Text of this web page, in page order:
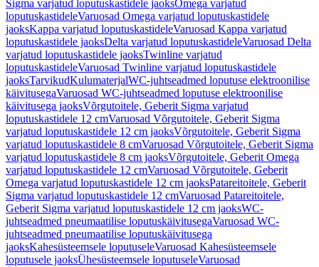
Sigma varjatud loputuskastidele jaoksOmega varjatud
loputuskastideleVaruosad Omega varjatud loputuskastidele
jaoksKappa varjatud loputuskastideleVaruosad Kappa varjatud
loputuskastidele jaoksDelta varjatud loputuskastideleVaruosad Delta
varjatud loputuskastidele jaoksTwinline varjatud
loputuskastideleVaruosad Twinline varjatud loputuskastidele
jaoksTarvikudKulumaterjalWC-juhtseadmed loputuse elektroonilise
käivitusegaVaruosad WC-juhtseadmed loputuse elektroonilise
käivitusega jaoksVõrgutoitele, Geberit Sigma varjatud
loputuskastidele 12 cmVaruosad Võrgutoitele, Geberit Sigma
varjatud loputuskastidele 12 cm jaoksVõrgutoitele, Geberit Sigma
varjatud loputuskastidele 8 cmVaruosad Võrgutoitele, Geberit Sigma
varjatud loputuskastidele 8 cm jaoksVõrgutoitele, Geberit Omega
varjatud loputuskastidele 12 cmVaruosad Võrgutoitele, Geberit
Omega varjatud loputuskastidele 12 cm jaoksPatareitoitele, Geberit
Sigma varjatud loputuskastidele 12 cmVaruosad Patareitoitele,
Geberit Sigma varjatud loputuskastidele 12 cm jaoksWC-
juhtseadmed pneumaatilise loputuskäivitusegaVaruosad WC-
juhtseadmed pneumaatilise loputuskäivitusega
jaoksKahesüsteemsele loputuseleVaruosad Kahesüsteemsele
loputusele jaoksÜhesüsteemsele loputuseleVaruosad